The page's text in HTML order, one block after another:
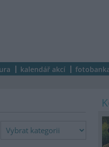
kalendář akcí